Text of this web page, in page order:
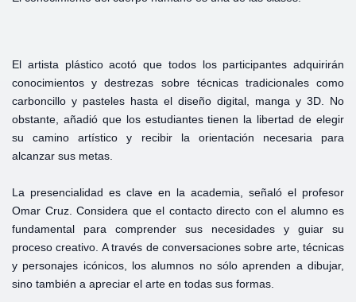
El artista plástico acotó que todos los participantes adquirirán
conocimientos y destrezas sobre técnicas tradicionales como
carboncillo y pasteles hasta el diseño digital, manga y 3D. No
obstante, añadió que los estudiantes tienen la libertad de elegir
su camino artístico y recibir la orientación necesaria para
alcanzar sus metas.
La presencialidad es clave en la academia, señaló el profesor
Omar Cruz. Considera que el contacto directo con el alumno es
fundamental para comprender sus necesidades y guiar su
proceso creativo. A través de conversaciones sobre arte, técnicas
y personajes icónicos, los alumnos no sólo aprenden a dibujar,
sino también a apreciar el arte en todas sus formas.